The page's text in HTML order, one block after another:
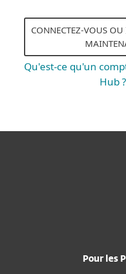
CONNECTEZ-VOUS
Qu'est-ce qu'un
Hub ?
Pour les